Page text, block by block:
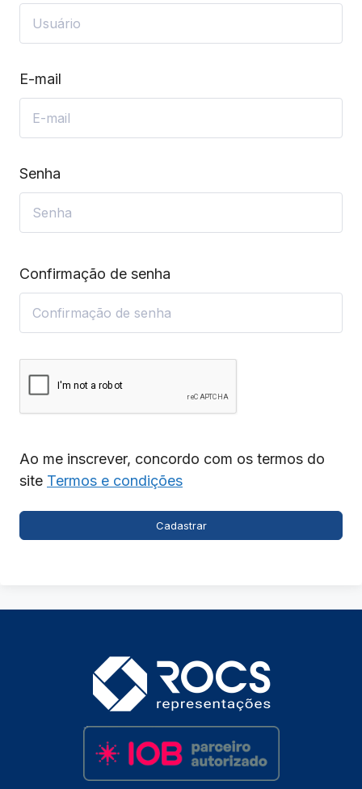
E-mail
Senha
Confirmação de senha
Ao me inscrever, concordo com os termos do
site Termos e condições
Cadastrar